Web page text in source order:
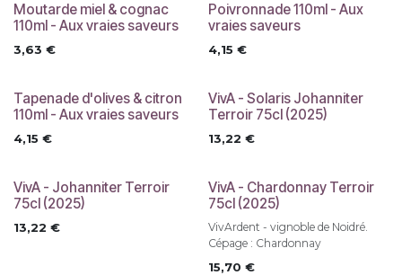
Moutarde miel & cognac
110ml - Aux vraies saveurs
3,63 €
Poivronnade 110ml - Aux
vraies saveurs
4,15 €
Tapenade d'olives & citron
110ml - Aux vraies saveurs
4,15 €
VivA - Solaris Johanniter
Terroir 75cl (2025)
13,22 €
VivA - Johanniter Terroir
75cl (2025)
13,22 €
VivA - Chardonnay Terroir
75cl (2025)
VivArdent - vignoble de Noidré.
Cépage : Chardonnay
15,70 €